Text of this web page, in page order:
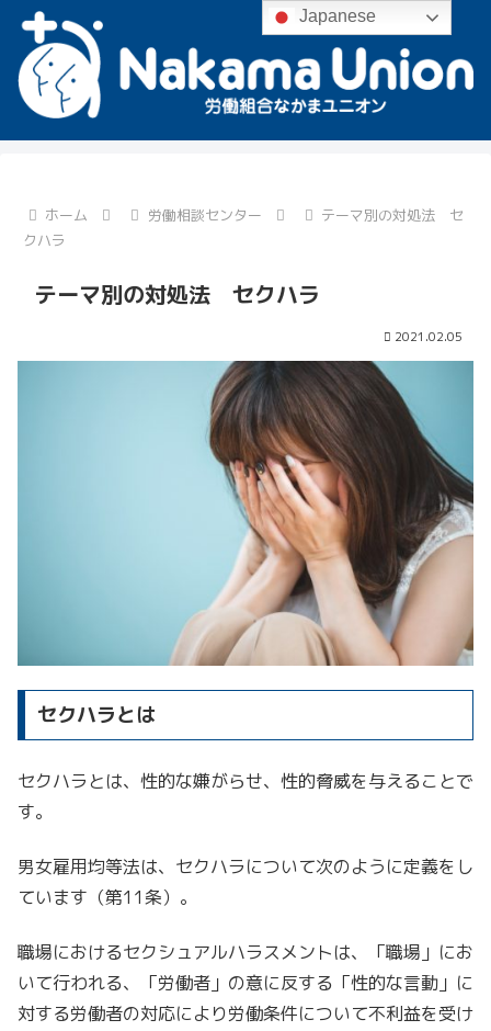
ホーム 労働相談センター
テーマ別の対処法 セ
クハラ
テーマ別の対処法 セクハラ
2021.02.05
セクハラとは
セクハラとは、性的な嫌がらせ、性的脅威を与えることで
す。
男女雇用均等法は、セクハラについて次のように定義をし
ています（第11条）。
職場におけるセクシュアルハラスメントは、「職場」にお
いて行われる、「労働者」の意に反する「性的な言動」に
対する労働者の対応により労働条件について不利益を受け
Japanese